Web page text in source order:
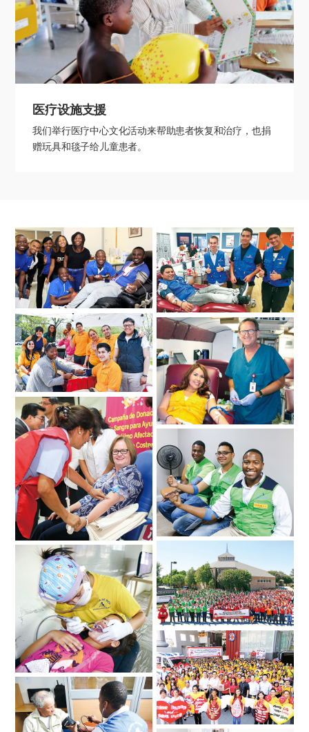
医疗设施支援
我们举行医疗中心文化活动来帮助患者恢复和治疗，也捐
赠玩具和毯子给儿童患者。